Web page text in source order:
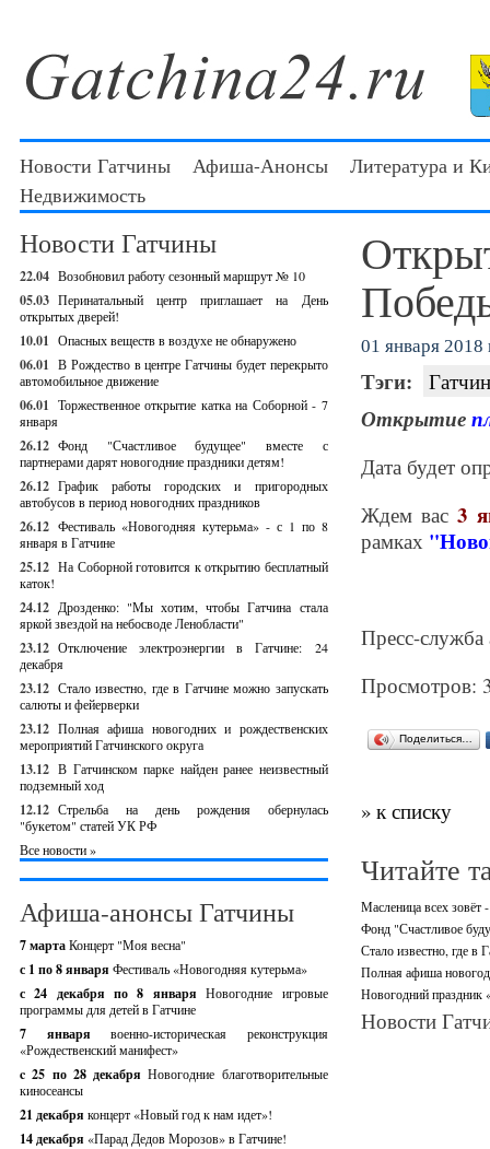
Новости Гатчины Афиша-Анонсы
Литература и
Недвижимость
Новости Гатчины
22.04 Возобновил работу сезонный маршрут № 10
05.03 Перинатальный центр приглашает на День
открытых дверей!
10.01 Опасных веществ в воздухе не обнаружено
06.01 В Рождество в центре Гатчины будет перекрыто
автомобильное движение
06.01 Торжественное открытие катка на Соборной - 7
января
26.12 Фонд "Счастливое будущее" вместе с
партнерами дарят новогодние праздники детям!
26.12 График работы городских и пригородных
автобусов в период новогодних праздников
26.12 Фестиваль «Новогодняя кутерьма» - с 1 по 8
января в Гатчине
25.12 На Соборной готовится к открытию бесплатный
каток!
24.12 Дрозденко: "Мы хотим, чтобы Гатчина стала
яркой звездой на небосводе Ленобласти"
23.12 Отключение электроэнергии в Гатчине: 24
декабря
23.12 Стало известно, где в Гатчине можно запускать
салюты и фейерверки
23.12 Полная афиша новогодних и рождественских
мероприятий Гатчинского округа
13.12 В Гатчинском парке найден ранее неизвестный
подземный ход
12.12 Стрельба на день рождения обернулась
"букетом" статей УК РФ
Все новости »
Афиша-анонсы Гатчины
7 мартаКонцерт "Моя весна"
с 1 по 8 января Фестиваль «Новогодняя кутерьма»
с 24 декабря по 8 январяНовогодние игровые
программы для детей в Гатчине
7 январявоенно-историческая реконструкция
«Рождественский манифест»
c 25 по 28 декабряНовогодние благотворительные
киносеансы
21 декабря концерт «Новый год к нам идет»!
14 декабря «Парад Дедов Морозов» в Гатчине!
01 января 2018
Тэги:
Открытие
Дата будет
Ждем вас3
рамках
Пресс-служба
Просмотров:
Поделиться…
» к списку
Читайте
Масленица всех зовёт
Фонд "Счастливое
Стало известно, где в
Полная афиша
Новогодний праздник
Новости